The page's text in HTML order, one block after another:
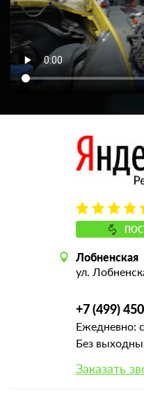
Лобненская
ул.
+7 (499)
Ежедневно:
Без
Заказать